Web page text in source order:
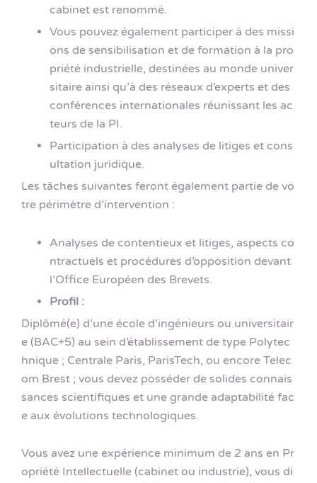
cabinet est renommé.
Vous pouvez également participer à des missi
ons de sensibilisation et de formation à la pro
priété industrielle, destinées au monde univer
sitaire ainsi qu’à des réseaux d’experts et des
conférences internationales réunissant les ac
teurs de la PI.
Participation à des analyses de litiges et cons
ultation juridique.
Les tâches suivantes feront également partie de vo
tre périmètre d’intervention :
Analyses de contentieux et litiges, aspects co
ntractuels et procédures d’opposition devant
l’Office Européen des Brevets.
Profil :
Diplômé(e) d’une école d’ingénieurs ou universitair
e (BAC+5) au sein d’établissement de type Polytec
hnique ; Centrale Paris, ParisTech, ou encore Telec
om Brest ; vous devez posséder de solides connais
sances scientifiques et une grande adaptabilité fac
e aux évolutions technologiques.
Vous avez une expérience minimum de 2 ans en Pr
opriété Intellectuelle (cabinet ou industrie), vous di